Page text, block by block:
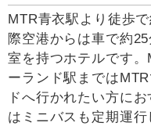
MTR青衣駅より徒歩
際空港からは車で約
室を持つホテルです
ーランド駅までは
ドへ行かれたい方に
はミニバスも定期運